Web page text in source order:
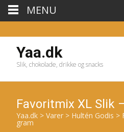
Yaa.dk
Slik, chokolade, drikke og snacks
Favoritmix XL Slik
Yaa.dk > Varer > Hultén Godis >
gram
MENU